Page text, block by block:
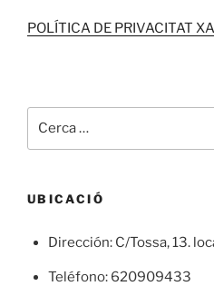
POLÍTICA DE PRIVACITAT
UBICACIÓ
Dirección: C/Tossa, 13.
Teléfono: 620909433